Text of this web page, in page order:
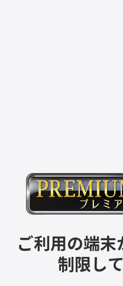
ご利用の端
制限し